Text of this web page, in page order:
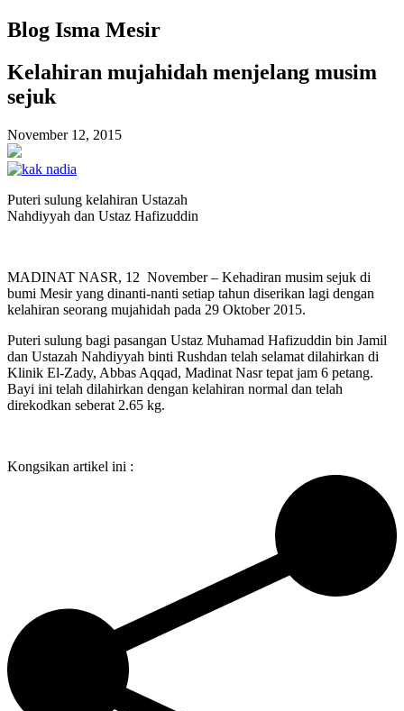
Blog Isma Mesir
Kelahiran mujahidah menjelang musim
sejuk
November 12, 2015
Puteri sulung kelahiran Ustazah
Nahdiyyah dan Ustaz Hafizuddin
MADINAT NASR, 12 November – Kehadiran musim sejuk di
bumi Mesir yang dinanti-nanti setiap tahun diserikan lagi dengan
kelahiran seorang mujahidah pada 29 Oktober 2015.
Puteri sulung bagi pasangan Ustaz Muhamad Hafizuddin bin Jamil
dan Ustazah Nahdiyyah binti Rushdan telah selamat dilahirkan di
Klinik El-Zady, Abbas Aqqad, Madinat Nasr tepat jam 6 petang.
Bayi ini telah dilahirkan dengan kelahiran normal dan telah
direkodkan seberat 2.65 kg.
Kongsikan artikel ini :